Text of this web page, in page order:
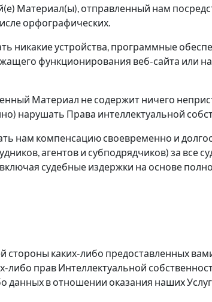
Материал(ы), отправленный нам
орфографических.
никакие устройства, программные
функционирования веб-сайта или
Материал не содержит ничего
нарушать Права интеллектуальной
нам компенсацию своевременно и
агентов и субподрядчиков) за все
судебные издержки на основе
стороны каких-либо предоставленных
либо прав Интеллектуальной
в отношении оказания наших